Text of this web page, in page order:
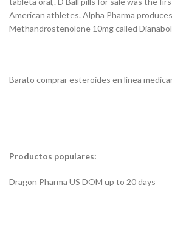
American athletes. Alpha Pharma
Methandrostenolone 10mg called
Barato comprar esteroides en línea
Productos populares:
Dragon Pharma US DOM up to 20 days